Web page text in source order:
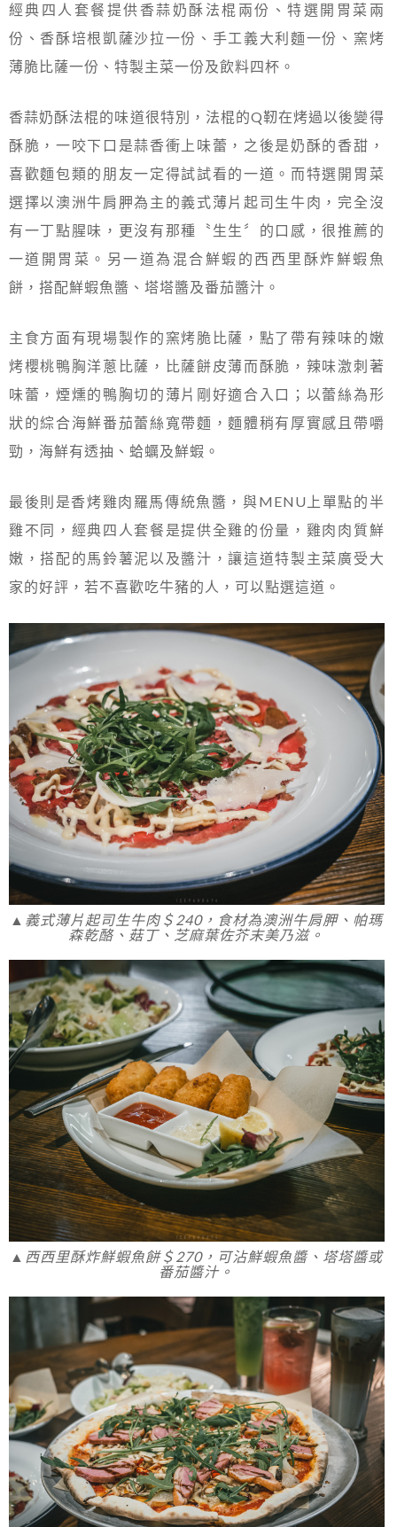
經典四人套餐提供香蒜奶酥法棍兩份、特選開胃菜兩
份、香酥培根凱薩沙拉一份、手工義大利麵一份、窯烤
薄脆比薩一份、特製主菜一份及飲料四杯。
香蒜奶酥法棍的味道很特別，法棍的Q靭在烤過以後變得
酥脆，一咬下口是蒜香衝上味蕾，之後是奶酥的香甜，
喜歡麵包類的朋友一定得試試看的一道。而特選開胃菜
選擇以澳洲牛肩胛為主的義式薄片起司生牛肉，完全沒
有一丁點腥味，更沒有那種〝生生〞的口感，很推薦的
一道開胃菜。另一道為混合鮮蝦的西西里酥炸鮮蝦魚
餅，搭配鮮蝦魚醬、塔塔醬及番茄醬汁。
主食方面有現場製作的窯烤脆比薩，點了帶有辣味的嫩
烤櫻桃鴨胸洋蔥比薩，比薩餅皮薄而酥脆，辣味激刺著
味蕾，煙燻的鴨胸切的薄片剛好適合入口；以蕾絲為形
狀的綜合海鮮番茄蕾絲寬帶麵，麵體稍有厚實感且帶嚼
勁，海鮮有透抽、蛤蠣及鮮蝦。
最後則是香烤雞肉羅馬傳統魚醬，與MENU上單點的半
雞不同，經典四人套餐是提供全雞的份量，雞肉肉質鮮
嫩，搭配的馬鈴薯泥以及醬汁，讓這道特製主菜廣受大
家的好評，若不喜歡吃牛豬的人，可以點選這道。
▲義式薄片起司生牛肉＄240，食材為澳洲牛肩胛、帕瑪
森乾酪、菇丁、芝麻葉佐芥末美乃滋。
▲西西里酥炸鮮蝦魚餅＄270，可沾鮮蝦魚醬、塔塔醬或
番茄醬汁。